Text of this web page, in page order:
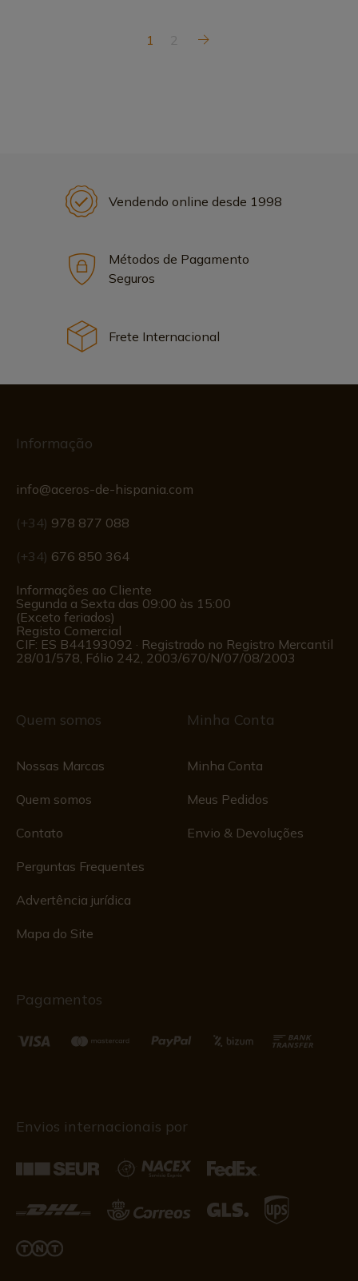
1 2
Vendendo online desde 1998
Métodos de Pagamento
Seguros
Frete Internacional
Informação
info@aceros-de-hispania.com
(+34) 978 877 088
(+34) 676 850 364
Informações ao Cliente
Segunda a Sexta das 09:00 às 15:00
(Exceto feriados)
Registo Comercial
CIF: ES B44193092 · Registrado no Registro Mercantil
28/01/578, Fólio 242, 2003/670/N/07/08/2003
Quem somos
Nossas Marcas
Quem somos
Contato
Perguntas Frequentes
Advertência jurídica
Mapa do Site
Minha Conta
Minha Conta
Meus Pedidos
Envio & Devoluções
Pagamentos
Envios internacionais por